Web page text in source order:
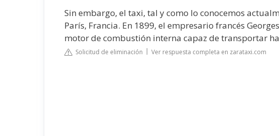
Sin embargo, el taxi, tal y como lo conocemos
París, Francia. En 1899, el empresario francés
motor de combustión interna capaz de transportar
Solicitud de eliminación Ver respuesta completa en zarataxi.com